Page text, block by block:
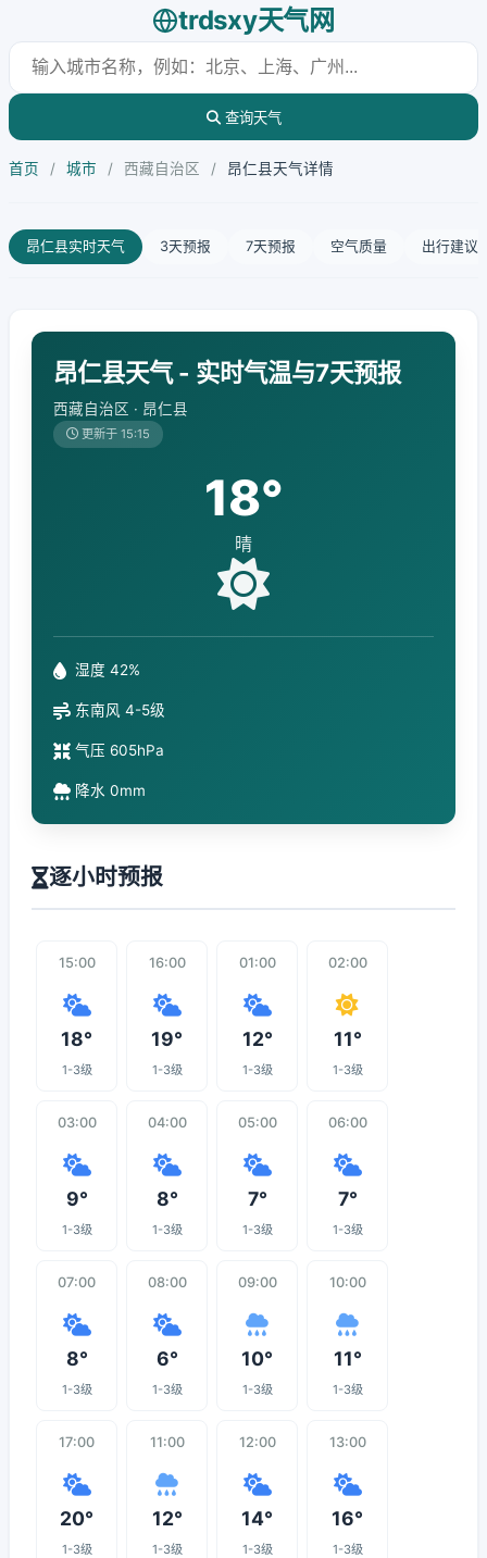
trdsxy天气网
查询天气
首页 / 城市 / 西藏自治区 / 昂仁县天气详情
昂仁县实时天气 3天预报 7天预报 空气质量 出行建议
昂仁县天气 - 实时气温与7天预报
西藏自治区 · 昂仁县
更新于 15:15
18°
晴
湿度 42%
东南风 4-5级
气压 605hPa
降水 0mm
逐小时预报
15:00
18°
1-3级
16:00
19°
1-3级
01:00
12°
1-3级
02:00
11°
1-3级
03:00
9°
1-3级
04:00
8°
1-3级
05:00
7°
1-3级
06:00
7°
1-3级
07:00
8°
1-3级
08:00
6°
1-3级
09:00
10°
1-3级
10:00
11°
1-3级
17:00
20°
1-3级
11:00
12°
1-3级
12:00
14°
1-3级
13:00
16°
1-3级